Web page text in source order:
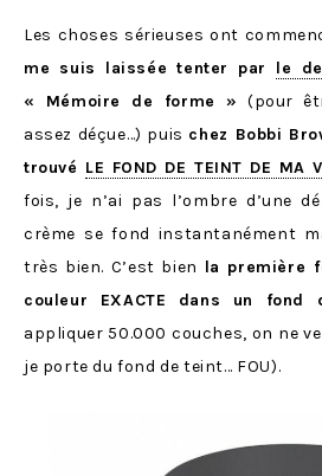
Les choses sérieuses ont
me suis laissée tenter par le
« Mémoire de forme » (pour
assez déçue…) puis chez Bobbi
trouvé LE FOND DE TEINT DE MA
fois, je n’ai pas l’ombre d’une
crème se fond instantanément
très bien. C’est bien la première
couleur EXACTE dans un fond
appliquer 50.000 couches, on ne
je porte du fond de teint… FOU).